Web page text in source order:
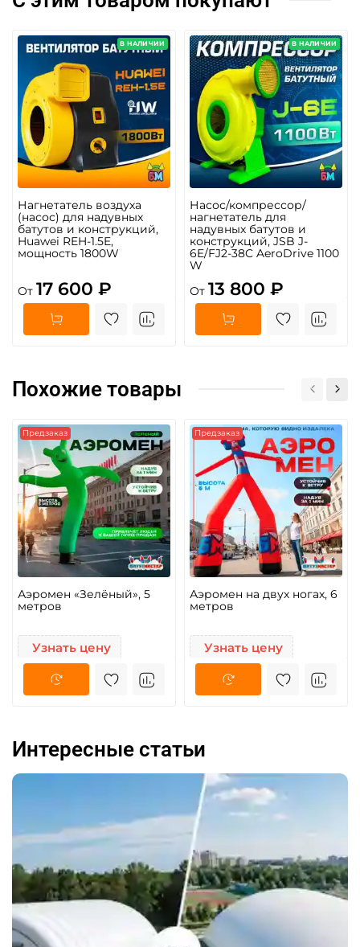
В НАЛИЧИИ
Нагнетатель воздуха
(насос) для надувных
батутов и конструкций,
Huawei REH-1.5E,
мощность 1800W
От 17 600 ₽
В НАЛИЧИИ
Насос/компрессор/
нагнетатель для
надувных батутов и
конструкций, JSB J-
6E/FJ2-38C AeroDrive 1100
W
От 13 800 ₽
Похожие товары
Предзаказ
Аэромен «Зелёный», 5
метров
Узнать цену
Предзаказ
Аэромен на двух ногах, 6
метров
Узнать цену
Интересные статьи